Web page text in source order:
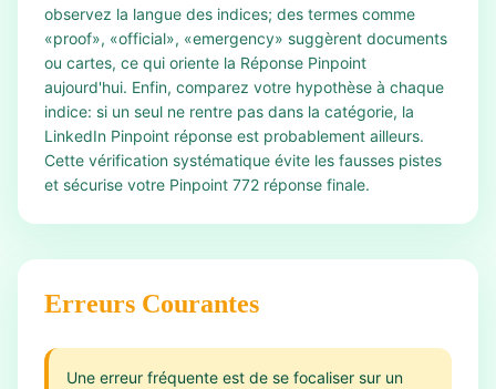
observez la langue des indices; des termes comme
«proof», «official», «emergency» suggèrent documents
ou cartes, ce qui oriente la Réponse Pinpoint
aujourd'hui. Enfin, comparez votre hypothèse à chaque
indice: si un seul ne rentre pas dans la catégorie, la
LinkedIn Pinpoint réponse est probablement ailleurs.
Cette vérification systématique évite les fausses pistes
et sécurise votre Pinpoint 772 réponse finale.
Erreurs Courantes
Une erreur fréquente est de se focaliser sur un